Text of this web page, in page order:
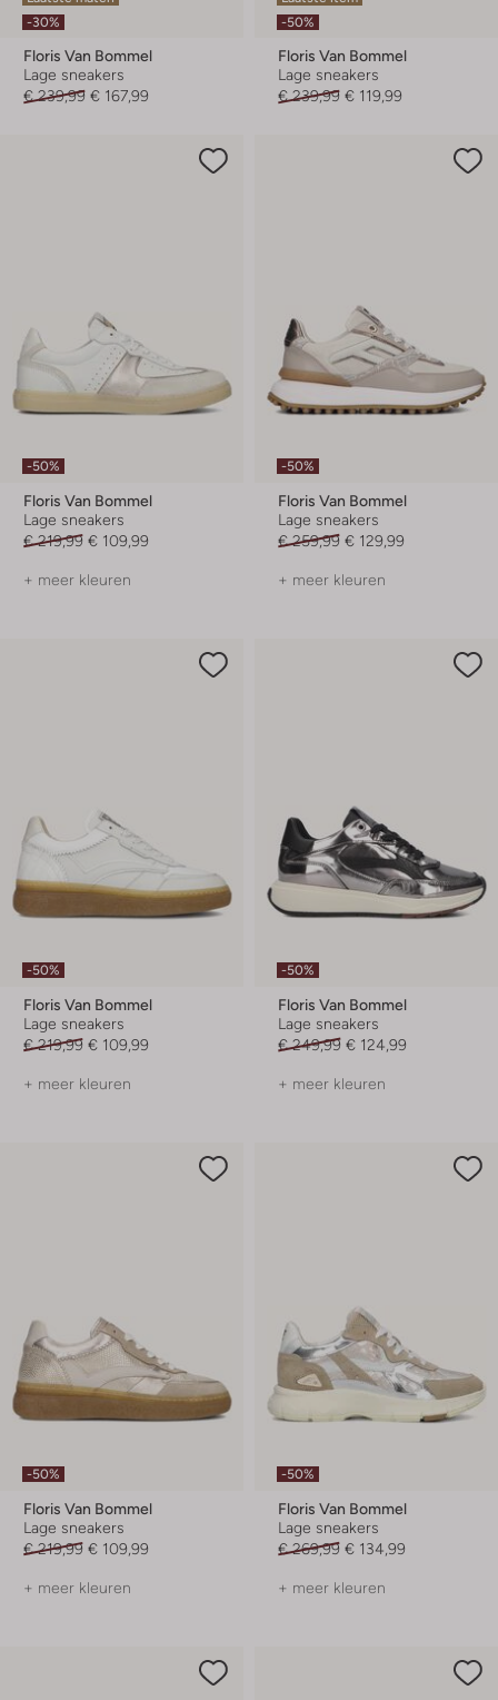
-30%
Floris Van Bommel
Lage sneakers
€ 239,99 € 167,99
-50%
Floris Van Bommel
Lage sneakers
€ 239,99 € 119,99
-50%
Floris Van Bommel
Lage sneakers
€ 219,99 € 109,99
+ meer kleuren
-50%
Floris Van Bommel
Lage sneakers
€ 259,99 € 129,99
+ meer kleuren
-50%
Floris Van Bommel
Lage sneakers
€ 219,99 € 109,99
+ meer kleuren
-50%
Floris Van Bommel
Lage sneakers
€ 249,99 € 124,99
+ meer kleuren
-50%
Floris Van Bommel
Lage sneakers
€ 219,99 € 109,99
+ meer kleuren
-50%
Floris Van Bommel
Lage sneakers
€ 269,99 € 134,99
+ meer kleuren